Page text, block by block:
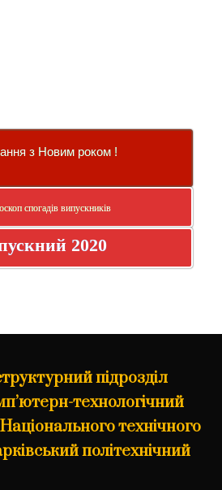
з Новим роком !
спогадів випускників
2020
підрозділ
технологічний
технічного
політехнічний